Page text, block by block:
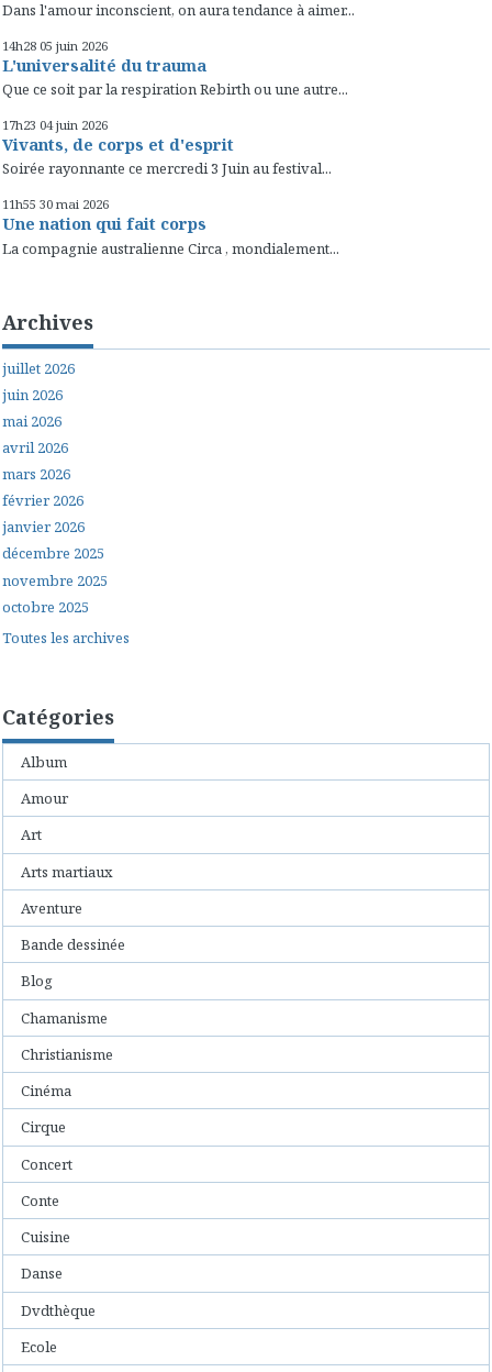
Dans l'amour inconscient, on aura tendance à aimer...
14h28 05 juin 2026
L'universalité du trauma
Que ce soit par la respiration Rebirth ou une autre...
17h23 04 juin 2026
Vivants, de corps et d'esprit
Soirée rayonnante ce mercredi 3 Juin au festival...
11h55 30 mai 2026
Une nation qui fait corps
La compagnie australienne Circa , mondialement...
Archives
juillet 2026
juin 2026
mai 2026
avril 2026
mars 2026
février 2026
janvier 2026
décembre 2025
novembre 2025
octobre 2025
Toutes les archives
Catégories
Album
Amour
Art
Arts martiaux
Aventure
Bande dessinée
Blog
Chamanisme
Christianisme
Cinéma
Cirque
Concert
Conte
Cuisine
Danse
Dvdthèque
Ecole